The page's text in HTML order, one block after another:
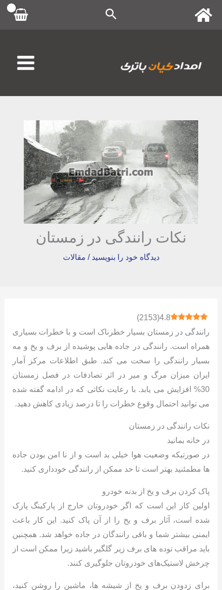
پرش
نکات رانندگی در زمستان
دیدگاه‌ خود را بنویسید / مقالات
4.8
(
2153
)
رانندگی در زمستان بسیار خطرناک است و با خطرات بسیاری
همراه است. رانندگی در جاده هایی پوشیده از برف و یخ و مه
بسیار رانندگی را سخت می کند. طبق اطلاعات مرکز آمار
ایران میزان مرگ و میر در اثر تصادفات در فصل زمستان
30% افزایش می یابد. با رعایت نکاتی که در ادامه گفته شده
می توانید احتمال وقوع خطرات را تا درصد زیادی کاهش دهید.
نکات رانندگی در زمستان
در خانه بمانید
در صورتیکه وضعیت هوا خیلی بد است و از نا امن بودن جاده
ها مطمئنید بهتر است تا حد ممکن از رانندگی خودداری کنید.
پاک کردن برف و یخ از بدنه خودرو
اولین کار این است که اگر خودروتان خارج از پارکینگ پارک
شده است، آثار برف و یخ را از آن پاک کنید. این کار باعث
ایمنی بیشتر شما و باقی رانندگان در جاده خواهد شد. همچنین
باید مراقب توده های برف زیر گلگیر باشید زیرا ممکن است از
چرخش لاستیک‌های خودروتان جلوگیری کنند.
برای زدودن برف و یخ از شیشه ها، ماشین را روشن کنید،